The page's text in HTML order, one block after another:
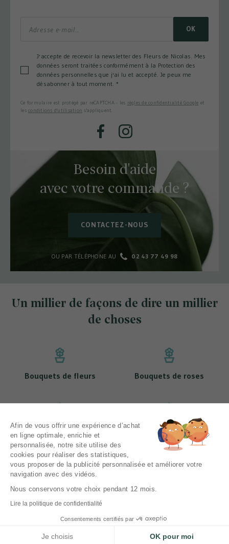
OK
J'accepte de recevoir la newsletter des Fleurs de Nicolas. Mes
données seront traitées conformément à la Protection des
données personnelles que j'ai lu et accepté. Je peux me
désabonner à tout moment. *
Ce formulaire est protégé par reCAPTCHA - les règles de confidentialité Google et
les conditions d'utilisation s'appliquent.
FacebookInstagram
Besoin d'aide
avec votre commande ?
CONTACTEZ-NOUS
OU PAR TÉLÉPHONE AU 02 43 77 49 98
Un millier de façons de dire un millier
de choses
Bouquets de fleurs Bouquets de roses
Nos bouquets de tulipes Nos bouquets de muguet
Mentions légales
CGV
Politique de protection des données personnelles
Contactez-nous
Afin de vous offrir une expérience d’achat
en ligne optimale, enrichie et
personnalisée, notre site utilise des
cookies pour réaliser des statistiques,
vous proposer de la publicité personnalisée et améliorer votre
navigation avec des vidéos.
Nous conservons votre choix pendant 12 mois.
Lire la politique de confidentialité
Consentements certifiés par
Je choisis OK pour moi